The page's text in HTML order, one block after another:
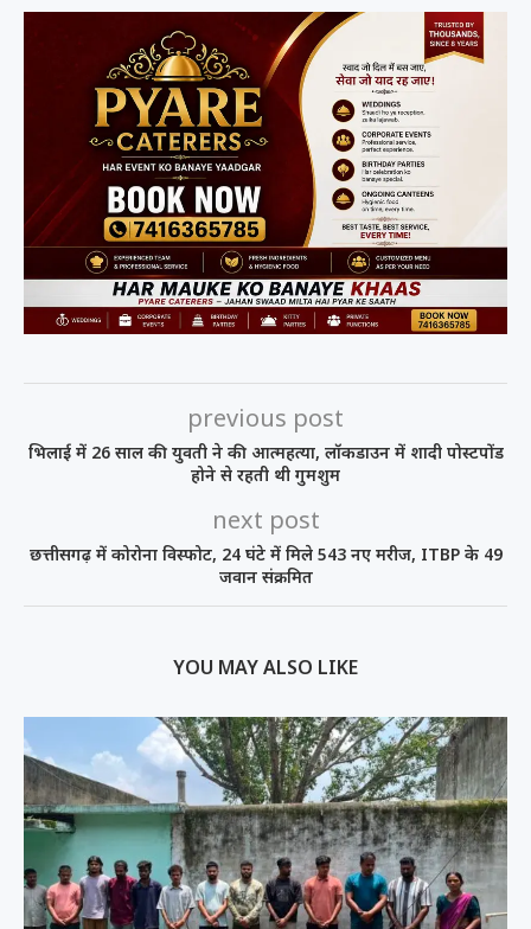
previous post
भिलाई में 26 साल की युवती ने की आत्महत्या, लॉकडाउन में शादी पोस्टपोंड
होने से रहती थी गुमशुम
next post
छत्तीसगढ़ में कोरोना विस्फोट, 24 घंटे में मिले 543 नए मरीज, ITBP के 49
जवान संक्रमित
YOU MAY ALSO LIKE